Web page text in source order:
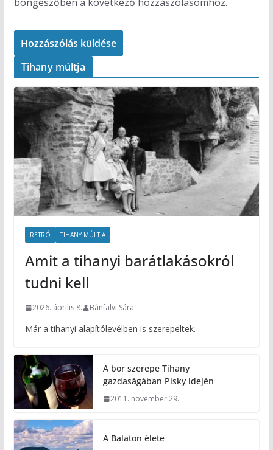
böngészőben a következő hozzászólásomhoz.
Tihany múltja
RETRÓ TIHANY MÚLTJA
Amit a tihanyi barátlakásokról
tudni kell
2026. április 8. Bánfalvi Sára
Már a tihanyi alapítólevélben is szerepeltek.
A bor szerepe Tihany
gazdaságában Pisky idején
2011. november 29.
A Balaton élete